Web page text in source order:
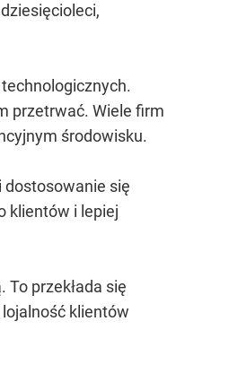
przetrwać. Wiele firm
środowisku.
dostosowanie się
klientów i lepiej
To przekłada się
klientów